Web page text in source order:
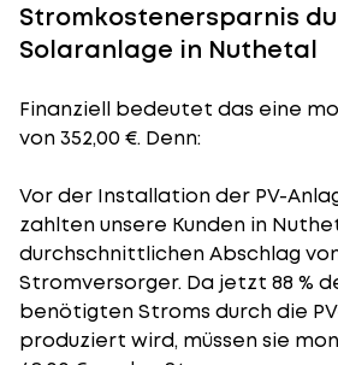
Stromkostenersparnis
Solaranlage in Nuthetal
Finanziell bedeutet das eine
von 352,00 €. Denn:
Vor der Installation der PV-
zahlten unsere Kunden in
durchschnittlichen Abschlag
Stromversorger. Da jetzt 88 %
benötigten Stroms durch die
produziert wird, müssen sie